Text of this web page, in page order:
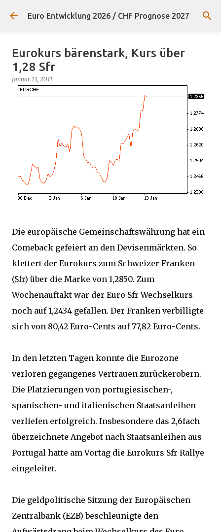
Direkt zum Hauptbereich
Euro Entwicklung 2026 / CHF Prognose 2027
Eurokurs bärenstark, Kurs über
1,28 Sfr
Januar 13, 2011
Die europäische Gemeinschaftswährung hat ein
Comeback gefeiert an den Devisenmärkten. So
klettert der Eurokurs zum Schweizer Franken
(Sfr) über die Marke von 1,2850. Zum
Wochenauftakt war der Euro Sfr Wechselkurs
noch auf 1,2434 gefallen. Der Franken verbilligte
sich von 80,42 Euro-Cents auf 77,82 Euro-Cents.
In den letzten Tagen konnte die Eurozone
verloren gegangenes Vertrauen zurückerobern.
Die Platzierungen von portugiesischen-,
spanischen- und italienischen Staatsanleihen
verliefen erfolgreich. Insbesondere das 2,6fach
überzeichnete Angebot nach Staatsanleihen aus
Portugal hatte am Vortag die Eurokurs Sfr Rallye
eingeleitet.
Die geldpolitische Sitzung der Europäischen
Zentralbank (EZB) beschleunigte den